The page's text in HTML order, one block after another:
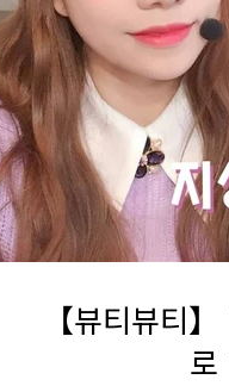
【뷰티뷰티
로